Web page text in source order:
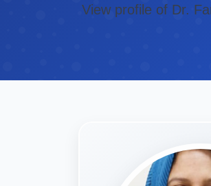
View profile of Dr.